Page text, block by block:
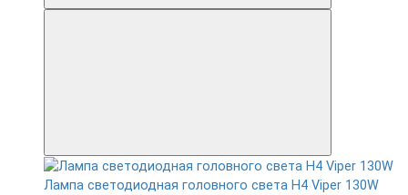
Лампа светодиодная головного света H4 Viper 130W